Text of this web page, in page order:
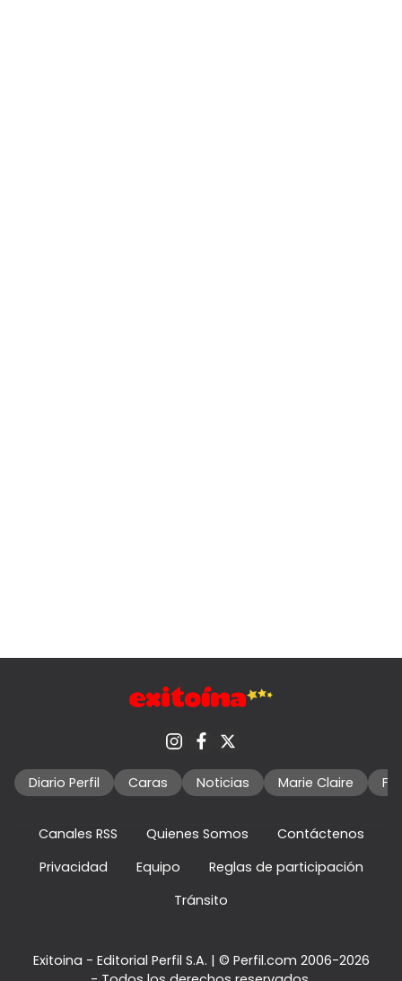
Diario Perfil Caras Noticias Marie Claire
Canales RSS Quienes Somos
Contáctenos
Privacidad
Equipo
Reglas de participación
Tránsito
Exitoina - Editorial Perfil S.A. | © Perfil.com 2006-2026